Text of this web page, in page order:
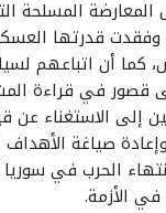
المعارضة المسلحة
وفقدت قدرتها
كما أن اتباعهم
قصور في قراءة
إلى الاستغناء عن
صياغة
الحرب في
في الأزمة.